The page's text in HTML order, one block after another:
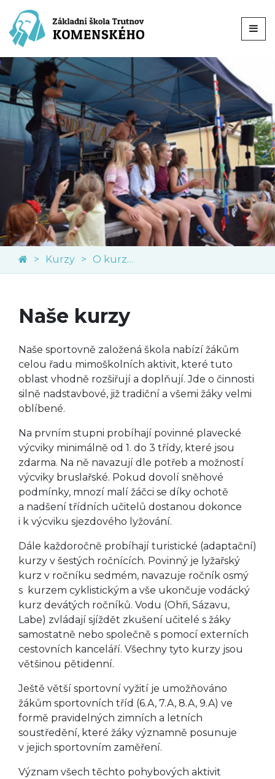
Kurzy O kurzech
Naše kurzy
Naše sportovně založená škola nabízí žákům
celou řadu mimoškolních aktivit, které tuto
oblast vhodně rozšiřují a doplňují. Jde o činnosti
silně nadstavbové, již tradiční a všemi žáky velmi
oblíbené.
Na prvním stupni probíhají povinné plavecké
výcviky minimálně od 1. do 3 třídy, které jsou
zdarma. Na ně navazují dle potřeb a možností
výcviky bruslařské. Pokud dovolí sněhové
podmínky, mnozí malí žáčci se díky ochotě
a nadšení třídních učitelů dostanou dokonce
i k výcviku sjezdového lyžování.
Dále každoročně probíhají turistické (adaptační)
kurzy v šestých ročnících. Povinný je lyžařský
kurz v ročníku sedmém, navazuje ročník osmý
s kurzem cyklistickým a vše ukončuje vodácký
kurz devátých ročníků. Vodu (Ohři, Sázavu,
Labe) zvládají sjíždět zkušení učitelé s žáky
samostatně nebo společně s pomocí externích
cestovních kanceláří. Všechny tyto kurzy jsou
většinou pětidenní.
Ještě větší sportovní vyžití je umožňováno
žákům sportovních tříd (6.A, 7.A, 8.A, 9.A) ve
formě pravidelných zimních a letních
soustředění, které žáky významně posunuje
v jejich sportovním zaměření.
Význam všech těchto pohybových aktivit